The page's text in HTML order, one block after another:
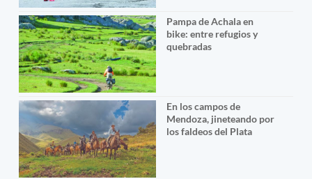
Pampa de Achala en
bike: entre refugios y
quebradas
En los campos de
Mendoza, jineteando por
los faldeos del Plata